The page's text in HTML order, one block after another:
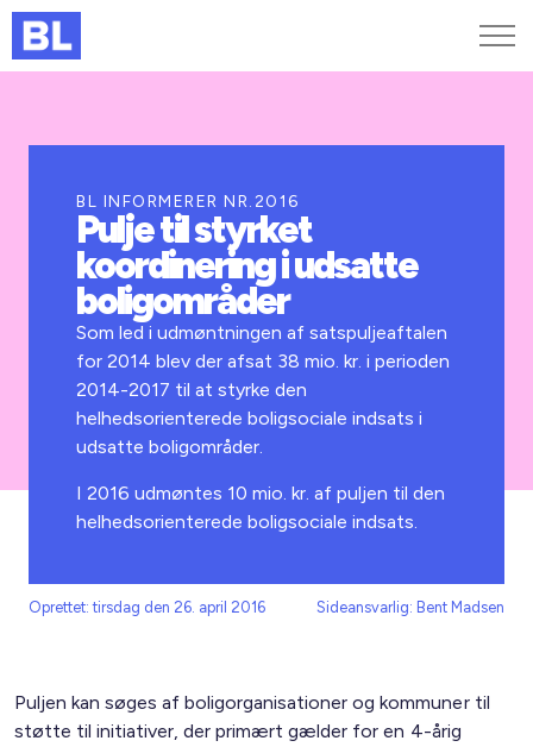
Kurser og arrangementer
Jobportalen
BL INFORMERER NR.2016
Pulje til styrket
koordinering i udsatte
boligområder
Som led i udmøntningen af satspuljeaftalen
for 2014 blev der afsat 38 mio. kr. i perioden
2014-2017 til at styrke den
helhedsorienterede boligsociale indsats i
udsatte boligområder.
I 2016 udmøntes 10 mio. kr. af puljen til den
helhedsorienterede boligsociale indsats.
Oprettet: tirsdag den 26. april 2016 Sideansvarlig: Bent Madsen
Puljen kan søges af boligorganisationer og kommuner til
støtte til initiativer, der primært gælder for en 4-årig